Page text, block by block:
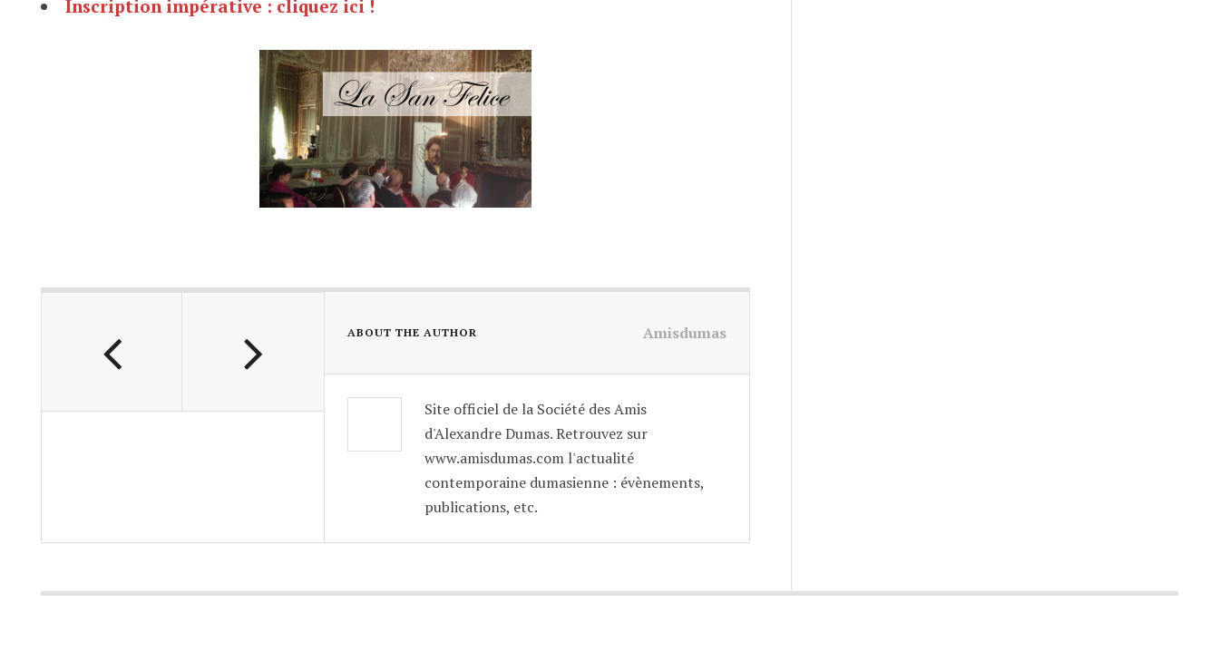
Inscription impérative : cliquez ici !
ABOUT THE AUTHOR Amisdumas
Site officiel de la Société des Amis
d'Alexandre Dumas. Retrouvez sur
www.amisdumas.com l'actualité
contemporaine dumasienne : évènements,
publications, etc.